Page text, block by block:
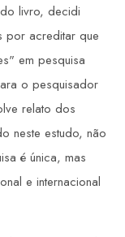
livro, decidi
por acreditar que
em pesquisa
o pesquisador
relato dos
neste estudo, não
é única, mas
e internacional